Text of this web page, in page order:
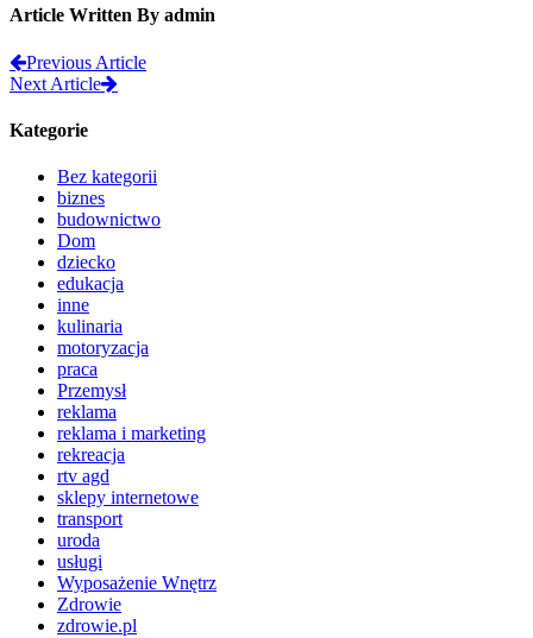
Article Written By admin
Previous Article
Next Article
Kategorie
Bez kategorii
biznes
budownictwo
Dom
dziecko
edukacja
inne
kulinaria
motoryzacja
praca
Przemysł
reklama
reklama i marketing
rekreacja
rtv agd
sklepy internetowe
transport
uroda
usługi
Wyposażenie Wnętrz
Zdrowie
zdrowie.pl